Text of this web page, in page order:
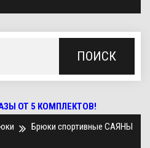
ПОИСК
ОТ 5 КОМПЛЕКТОВ!
Брюки спортивные САЯНЫ